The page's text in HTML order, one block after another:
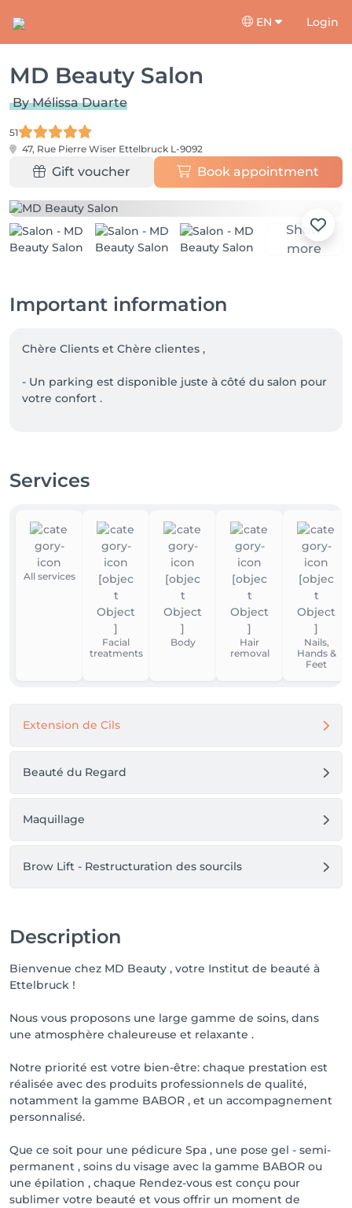
EN Login
MD Beauty Salon
By Mélissa Duarte
51
47, Rue Pierre Wiser Ettelbruck L-9092
Gift voucher Book appointment
Show
more
Important information
Chère Clients et Chère clientes ,
- Un parking est disponible juste à côté du salon pour
votre confort .
Services
All services
Facial
treatments
Body
Hair
removal
Nails,
Hands &
Feet
Extension de Cils
Beauté du Regard
Maquillage
Brow Lift - Restructuration des sourcils
Description
Bienvenue chez MD Beauty , votre Institut de beauté à
Ettelbruck !
Nous vous proposons une large gamme de soins, dans
une atmosphère chaleureuse et relaxante .
Notre priorité est votre bien-être: chaque prestation est
réalisée avec des produits professionnels de qualité,
notamment la gamme BABOR , et un accompagnement
personnalisé.
Que ce soit pour une pédicure Spa , une pose gel - semi-
permanent , soins du visage avec la gamme BABOR ou
une épilation , chaque Rendez-vous est conçu pour
sublimer votre beauté et vous offrir un moment de